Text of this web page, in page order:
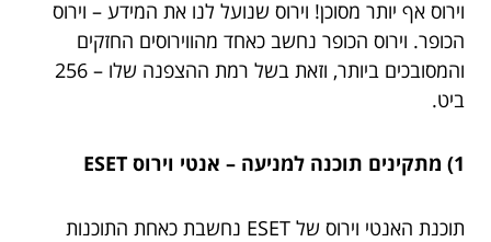
וירוס אף יותר מסוכן! וירוס שנועל לנו את המידע – וירוס
הכופר. וירוס הכופר נחשב כאחד מהווירוסים החזקים
והמסובכים ביותר, וזאת בשל רמת ההצפנה שלו – 256
ביט.
1) מתקינים תוכנה למניעה – אנטי וירוס ESET
תוכנת האנטי וירוס של ESET נחשבת כאחת התוכנות